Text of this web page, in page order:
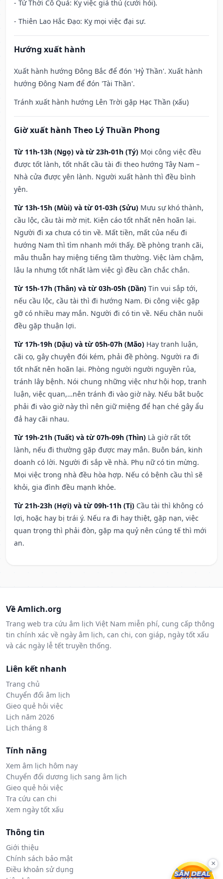
- Tứ Thời Cô Quả: Kỵ việc giá thú (cưới hỏi).
- Thiên Lao Hắc Đạo: Kỵ mọi việc đại sự.
Hướng xuất hành
Xuất hành hướng Đông Bắc để đón 'Hỷ Thần'. Xuất hành
hướng Đông Nam để đón 'Tài Thần'.
Tránh xuất hành hướng Lên Trời gặp Hạc Thần (xấu)
Giờ xuất hành Theo Lý Thuần Phong
Từ 11h-13h (Ngọ) và từ 23h-01h (Tý) Mọi công việc đều
được tốt lành, tốt nhất cầu tài đi theo hướng Tây Nam –
Nhà cửa được yên lành. Người xuất hành thì đều bình
yên.
Từ 13h-15h (Mùi) và từ 01-03h (Sửu) Mưu sự khó thành,
cầu lộc, cầu tài mờ mịt. Kiện cáo tốt nhất nên hoãn lại.
Người đi xa chưa có tin về. Mất tiền, mất của nếu đi
hướng Nam thì tìm nhanh mới thấy. Đề phòng tranh cãi,
mâu thuẫn hay miệng tiếng tầm thường. Việc làm chậm,
lâu la nhưng tốt nhất làm việc gì đều cần chắc chắn.
Từ 15h-17h (Thân) và từ 03h-05h (Dần) Tin vui sắp tới,
nếu cầu lộc, cầu tài thì đi hướng Nam. Đi công việc gặp
gỡ có nhiều may mắn. Người đi có tin về. Nếu chăn nuôi
đều gặp thuận lợi.
Từ 17h-19h (Dậu) và từ 05h-07h (Mão) Hay tranh luận,
cãi cọ, gây chuyện đói kém, phải đề phòng. Người ra đi
tốt nhất nên hoãn lại. Phòng người người nguyền rủa,
tránh lây bệnh. Nói chung những việc như hội họp, tranh
luận, việc quan,…nên tránh đi vào giờ này. Nếu bắt buộc
phải đi vào giờ này thì nên giữ miệng để hạn ché gây ẩu
đả hay cãi nhau.
Từ 19h-21h (Tuất) và từ 07h-09h (Thìn) Là giờ rất tốt
lành, nếu đi thường gặp được may mắn. Buôn bán, kinh
doanh có lời. Người đi sắp về nhà. Phụ nữ có tin mừng.
Mọi việc trong nhà đều hòa hợp. Nếu có bệnh cầu thì sẽ
khỏi, gia đình đều mạnh khỏe.
Từ 21h-23h (Hợi) và từ 09h-11h (Tị) Cầu tài thì không có
lợi, hoặc hay bị trái ý. Nếu ra đi hay thiệt, gặp nạn, việc
quan trọng thì phải đòn, gặp ma quỷ nên cúng tế thì mới
an.
Về Amlich.org
Trang web tra cứu âm lịch Việt Nam miễn phí, cung cấp thông
tin chính xác về ngày âm lịch, can chi, con giáp, ngày tốt xấu
và các ngày lễ tết truyền thống.
Liên kết nhanh
Trang chủ
Chuyển đổi âm lịch
Gieo quẻ hỏi việc
Lịch năm 2026
Lịch tháng 8
Tính năng
Xem âm lịch hôm nay
Chuyển đổi dương lịch sang âm lịch
Gieo quẻ hỏi việc
Tra cứu can chi
Xem ngày tốt xấu
Thông tin
Giới thiệu
Chính sách bảo mật
Điều khoản sử dụng
×